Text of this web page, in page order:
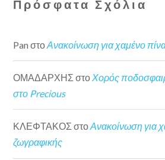
Πρόσφατα Σχόλια
Pan στοΑνακοίνωση για χαμένο
ΟΜΑΔΑΡΧΗΣ στοΧορός
στο Precious
ΚΛΕΦΤΑΚΟΣ στοΑνακοίνωση για
ζωγραφικής